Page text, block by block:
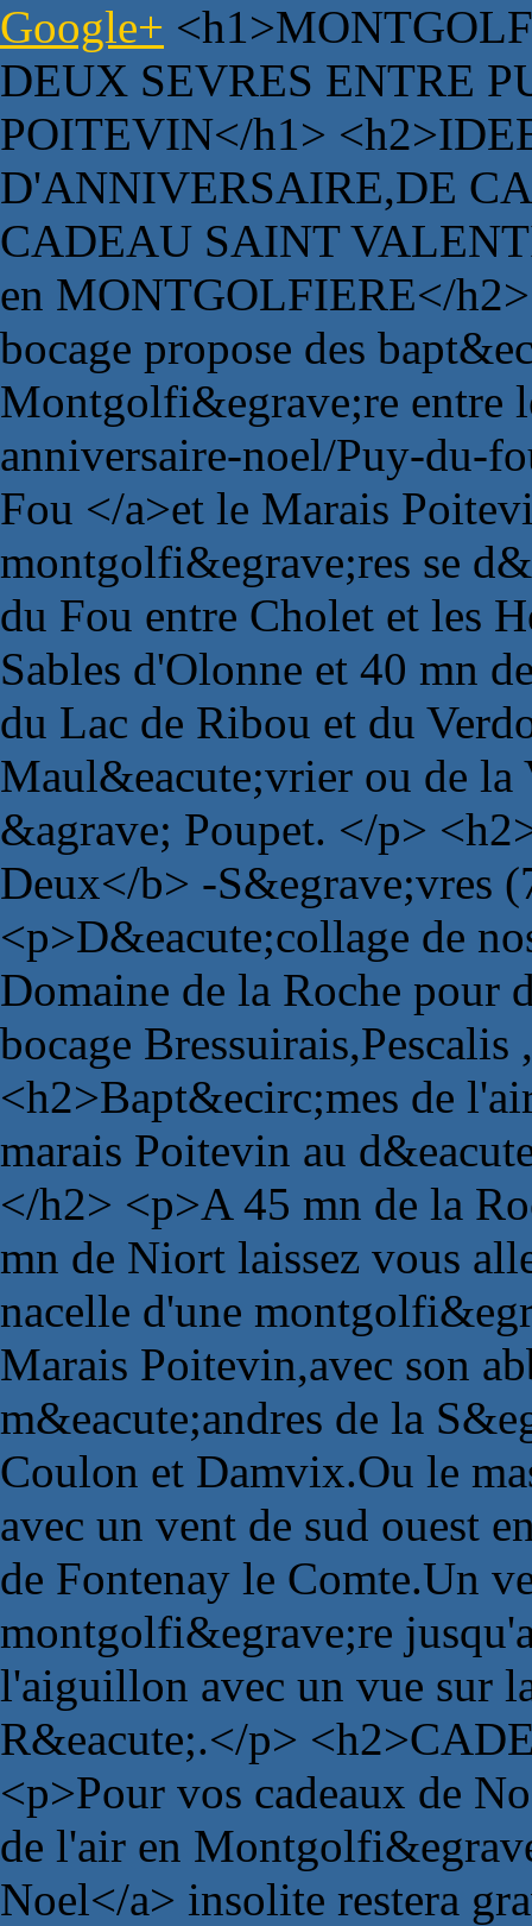
Google+
DEUX SEVRES ENTRE
POITEVIN</h1>
D'ANNIVERSAIRE,DE
CADEAU SAINT
en MONTGOLFIERE</
bocage propose des
Montgolfi&egrave;re entre
anniversaire-noel/Puy-du-
Fou </a>et le Marais
montgolfi&egrave;res se
du Fou entre Cholet et les
Sables d'Olonne et 40 mn
du Lac de Ribou et du
Maul&eacute;vrier ou de la
&agrave; Poupet. </p>
Deux</b> -S&egrave;vres
<p>D&eacute;collage de
Domaine de la Roche pour
bocage
<h2>Bapt&ecirc;mes de
marais Poitevin au
</h2> <p>A 45 mn de la
mn de Niort laissez vous
nacelle d'une
Marais Poitevin,avec son
m&eacute;andres de la
Coulon et Damvix.Ou le
avec un vent de sud ouest
de Fontenay le Comte.Un
montgolfi&egrave;re
l'aiguillon avec un vue sur
R&eacute;.</p>
<p>Pour vos cadeaux de
de l'air en
Noel</a> insolite restera